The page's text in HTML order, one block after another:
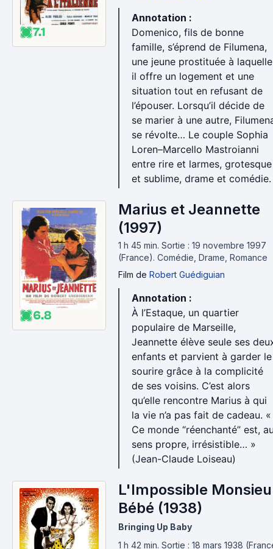
7.1
Annotation :
Domenico, fils de bonne
famille, s’éprend de Filumena,
une jeune prostituée à laquelle
il offre un logement et une
situation tout en refusant de
l’épouser. Lorsqu’il décide de
se marier à une autre,
se révolte… Le couple Sophia
Loren–Marcello Mastroianni
entre rire et larmes, grotesque
et sublime, drame et comédie.
6.8
Marius et Jeannette
(1997)
1 h 45 min. Sortie : 19 novembre 1997
(France). Comédie, Drame, Romance
Film de Robert Guédiguian
Annotation :
À l’Estaque, un quartier
populaire de Marseille,
Jeannette élève seule ses
enfants et parvient à garder le
sourire grâce à la complicité
de ses voisins. C’est alors
qu’elle rencontre Marius à qui
la vie n’a pas fait de cadeau. «
Ce monde “réenchanté” est,
sens propre, irrésistible… »
(Jean-Claude Loiseau)
L'Impossible
Bébé (1938)
Bringing Up Baby
1 h 42 min. Sortie : 18 mars 1938